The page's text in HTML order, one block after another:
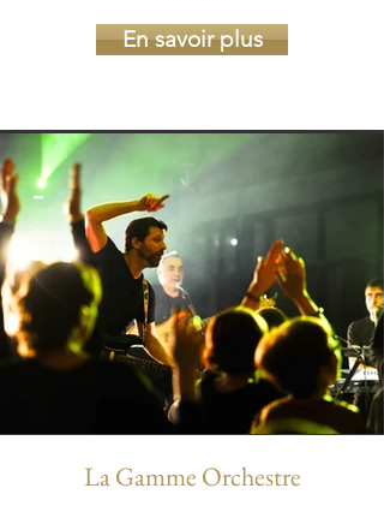
En savoir plus
La Gamme Orchestre